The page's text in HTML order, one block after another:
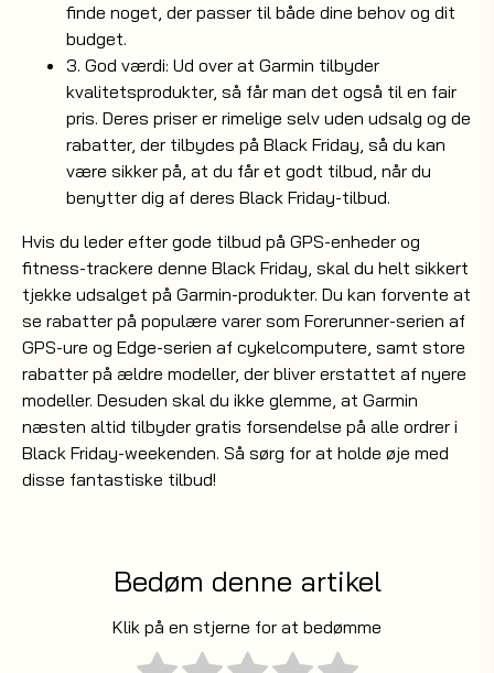
finde noget, der passer til både dine behov og dit
budget.
3. God værdi: Ud over at Garmin tilbyder
kvalitetsprodukter, så får man det også til en fair
pris. Deres priser er rimelige selv uden udsalg og de
rabatter, der tilbydes på Black Friday, så du kan
være sikker på, at du får et godt tilbud, når du
benytter dig af deres Black Friday-tilbud.
Hvis du leder efter gode tilbud på GPS-enheder og
fitness-trackere denne Black Friday, skal du helt sikkert
tjekke udsalget på Garmin-produkter. Du kan forvente at
se rabatter på populære varer som Forerunner-serien af
GPS-ure og Edge-serien af cykelcomputere, samt store
rabatter på ældre modeller, der bliver erstattet af nyere
modeller. Desuden skal du ikke glemme, at Garmin
næsten altid tilbyder gratis forsendelse på alle ordrer i
Black Friday-weekenden. Så sørg for at holde øje med
disse fantastiske tilbud!
Bedøm denne artikel
Klik på en stjerne for at bedømme